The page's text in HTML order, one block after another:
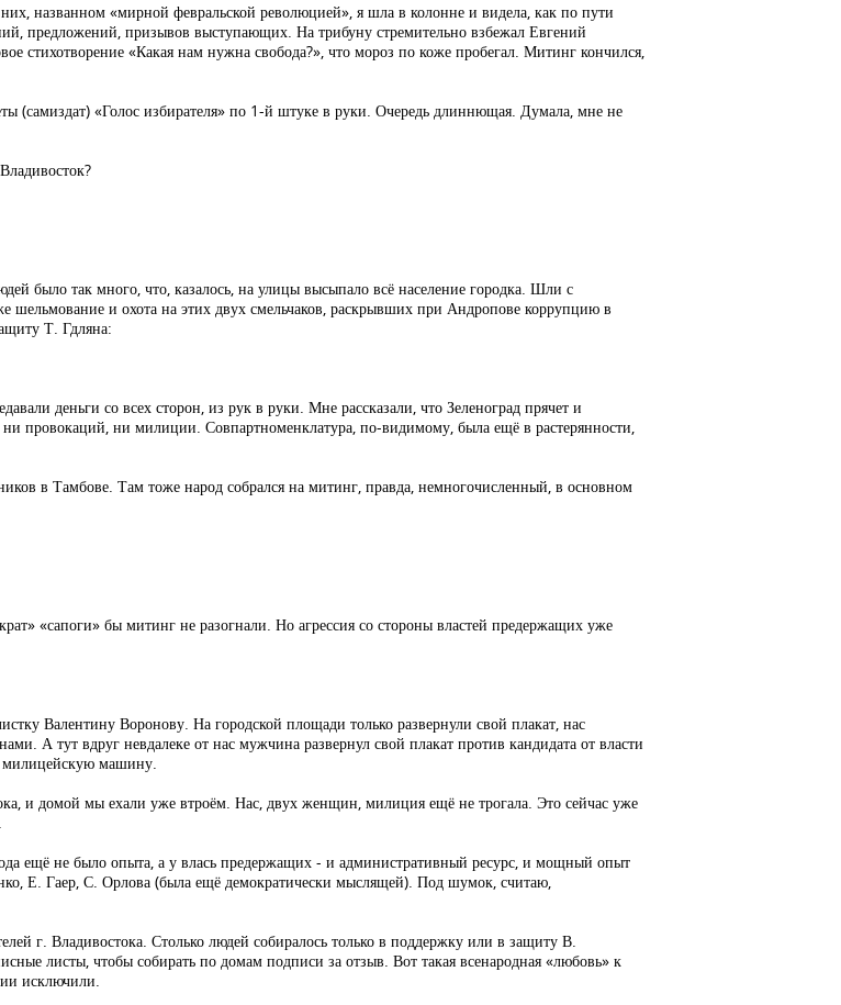
названном «мирной февральской революцией», я шла в колонне и видела, как по пути
предложений, призывов выступающих. На трибуну стремительно взбежал Евгений
стихотворение «Какая нам нужна свобода?», что мороз по коже пробегал. Митинг кончился,
(самиздат) «Голос избирателя» по 1-й штуке в руки. Очередь длиннющая. Думала, мне не
было так много, что, казалось, на улицы высыпало всё население городка. Шли с
и охота на этих двух смельчаков, раскрывших при Андропове коррупцию в
Т. Гдляна:
деньги со всех сторон, из рук в руки. Мне рассказали, что Зеленоград прячет и
провокаций, ни милиции. Совпартноменклатура, по-видимому, была ещё в растерянности,
в Тамбове. Там тоже народ собрался на митинг, правда, немногочисленный, в основном
«сапоги» бы митинг не разогнали. Но агрессия со стороны властей предержащих уже
Валентину Воронову. На городской площади только развернули свой плакат, нас
А тут вдруг невдалеке от нас мужчина развернул свой плакат против кандидата от власти
милицейскую машину.
и домой мы ехали уже втроём. Нас, двух женщин, милиция ещё не трогала. Это сейчас уже
ещё не было опыта, а у влась предержащих - и административный ресурс, и мощный опыт
Е. Гаер, С. Орлова (была ещё демократически мыслящей). Под шумок, считаю,
г. Владивостока. Столько людей собиралось только в поддержку или в защиту В.
листы, чтобы собирать по домам подписи за отзыв. Вот такая всенародная «любовь» к
исключили.